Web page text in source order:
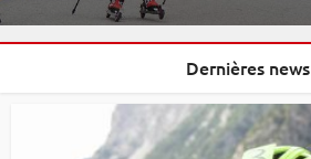
Dernières news